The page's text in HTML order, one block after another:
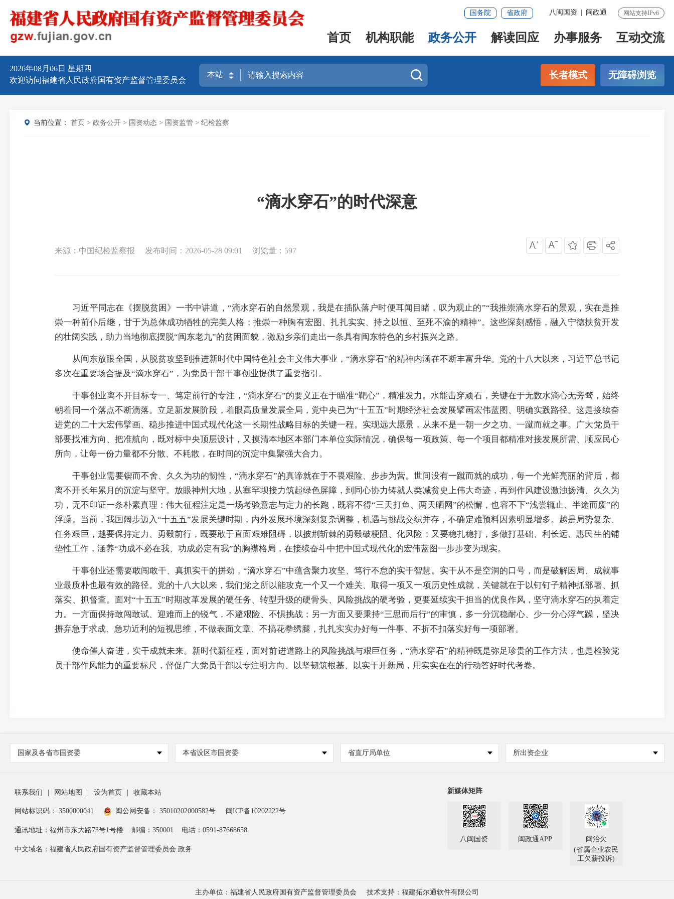
网站支持IPv6
八闽国资 闽政通
国务院 省政府
首页 机构职能 政务公开 解读回应 办事服务 互动交流
2026年08月06日星期四
欢迎访问福建省人民政府国有资产监督管理委员会
长者模式 无障碍浏览
当前位置： 首页 >政务公开 > 国资动态 > 国资监管 >纪检监察
“滴水穿石”的时代深意
来源：中国纪检监察报 发布时间：2026-05-28 09:01 浏览量： 597
习近平同志在《摆脱贫困》一书中讲道，“滴水穿石的自然景观，我是在插队落户时便耳闻目睹，叹为观止的”“我推崇滴水穿石的景观，实在是推
崇一种前仆后继，甘于为总体成功牺牲的完美人格；推崇一种胸有宏图、扎扎实实、持之以恒、至死不渝的精神”。这些深刻感悟，融入宁德扶贫开发
的壮阔实践，助力当地彻底摆脱“闽东老九”的贫困面貌，激励乡亲们走出一条具有闽东特色的乡村振兴之路。
从闽东放眼全国，从脱贫攻坚到推进新时代中国特色社会主义伟大事业，“滴水穿石”的精神内涵在不断丰富升华。党的十八大以来，习近平总书记
多次在重要场合提及“滴水穿石”，为党员干部干事创业提供了重要指引。
干事创业离不开目标专一、笃定前行的专注，“滴水穿石”的要义正在于瞄准“靶心”，精准发力。水能击穿顽石，关键在于无数水滴心无旁骛，始终
朝着同一个落点不断滴落。立足新发展阶段，着眼高质量发展全局，党中央已为“十五五”时期经济社会发展擘画宏伟蓝图、明确实践路径。这是接续奋
进党的二十大宏伟擘画、稳步推进中国式现代化这一长期性战略目标的关键一程。实现远大愿景，从来不是一朝一夕之功、一蹴而就之事。广大党员干
部要找准方向、把准航向，既对标中央顶层设计，又摸清本地区本部门本单位实际情况，确保每一项政策、每一个项目都精准对接发展所需、顺应民心
所向，让每一份力量都不分散、不耗散，在时间的沉淀中集聚强大合力。
干事创业需要锲而不舍、久久为功的韧性，“滴水穿石”的真谛就在于不畏艰险、步步为营。世间没有一蹴而就的成功，每一个光鲜亮丽的背后，都
离不开长年累月的沉淀与坚守。放眼神州大地，从塞罕坝接力筑起绿色屏障，到同心协力铸就人类减贫史上伟大奇迹，再到作风建设激浊扬清、久久为
功，无不印证一条朴素真理：伟大征程注定是一场考验意志与定力的长跑，既容不得“三天打鱼、两天晒网”的松懈，也容不下“浅尝辄止、半途而废”的
浮躁。当前，我国阔步迈入“十五五”发展关键时期，内外发展环境深刻复杂调整，机遇与挑战交织并存，不确定难预料因素明显增多。越是局势复杂、
任务艰巨，越要保持定力、勇毅前行，既要敢于直面艰难阻碍，以披荆斩棘的勇毅破梗阻、化风险；又要稳扎稳打，多做打基础、利长远、惠民生的铺
垫性工作，涵养“功成不必在我、功成必定有我”的胸襟格局，在接续奋斗中把中国式现代化的宏伟蓝图一步步变为现实。
干事创业还需要敢闯敢干、真抓实干的拼劲，“滴水穿石”中蕴含聚力攻坚、笃行不怠的实干智慧。实干从不是空洞的口号，而是破解困局、成就事
业最质朴也最有效的路径。党的十八大以来，我们党之所以能攻克一个又一个难关、取得一项又一项历史性成就，关键就在于以钉钉子精神抓部署、抓
落实、抓督查。面对“十五五”时期改革发展的硬任务、转型升级的硬骨头、风险挑战的硬考验，更要延续实干担当的优良作风，坚守滴水穿石的执着定
力。一方面保持敢闯敢试、迎难而上的锐气，不避艰险、不惧挑战；另一方面又要秉持“三思而后行”的审慎，多一分沉稳耐心、少一分心浮气躁，坚决
摒弃急于求成、急功近利的短视思维，不做表面文章、不搞花拳绣腿，扎扎实实办好每一件事、不折不扣落实好每一项部署。
使命催人奋进，实干成就未来。新时代新征程，面对前进道路上的风险挑战与艰巨任务，“滴水穿石”的精神既是弥足珍贵的工作方法，也是检验党
员干部作风能力的重要标尺，督促广大党员干部以专注明方向、以坚韧筑根基、以实干开新局，用实实在在的行动答好时代考卷。
国家及各省市国资委 本省设区市国资委 省直厅局单位 所出资企业
联系我们 | 网站地图 | 设为首页 | 收藏本站
网站标识码： 3500000041 闽公网安备： 35010202000582号 闽ICP备10202222号
通讯地址：福州市东大路73号1号楼 邮编：350001 电话：0591-87668658
中文域名：福建省人民政府国有资产监督管理委员会.政务
新媒体矩阵
八闽国资 闽政通APP
闽治欠
(省属企业农民
工欠薪投诉)
主办单位：福建省人民政府国有资产监督管理委员会 技术支持：福建拓尔通软件有限公司